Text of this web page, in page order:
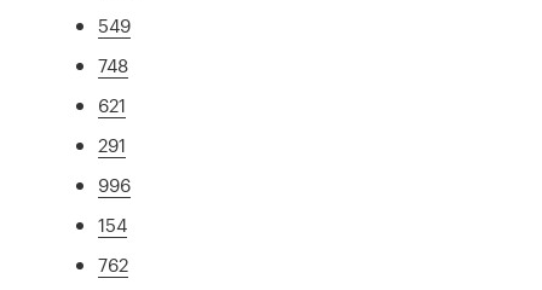
549
748
621
291
996
154
762